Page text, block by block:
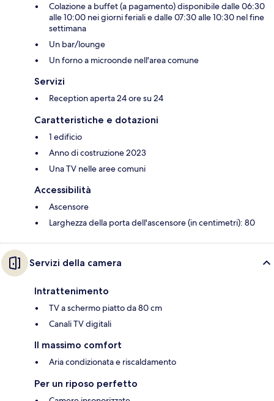
Colazione a buffet (a pagamento) disponibile dalle 06:30
alle 10:00 nei giorni feriali e dalle 07:30 alle 10:30 nel fine
settimana
Un bar/lounge
Un forno a microonde nell'area comune
Servizi
Reception aperta 24 ore su 24
Caratteristiche e dotazioni
1 edificio
Anno di costruzione 2023
Una TV nelle aree comuni
Accessibilità
Ascensore
Larghezza della porta dell'ascensore (in centimetri): 80
Servizi della camera
Intrattenimento
TV a schermo piatto da 80 cm
Canali TV digitali
Il massimo comfort
Aria condizionata e riscaldamento
Per un riposo perfetto